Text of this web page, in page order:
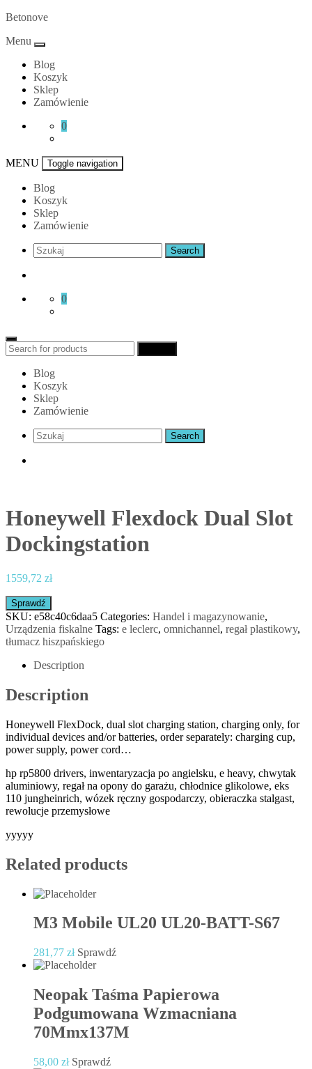
Skip
content
Betonove
Menu
Blog
Koszyk
Sklep
Zamówienie
0
MENU Toggle navigation
Blog
Koszyk
Sklep
Zamówienie
0
Search
for:
Blog
Koszyk
Sklep
Zamówienie
Honeywell Flexdock Dual Slot
Dockingstation
1559,72 zł
Sprawdź
SKU: e58c40c6daa5 Categories: Handel i magazynowanie,
Urządzenia fiskalne Tags: e leclerc, omnichannel, regał plastikowy,
tłumacz hiszpańskiego
Description
Description
Honeywell FlexDock, dual slot charging station, charging only, for
individual devices and/or batteries, order separately: charging cup,
power supply, power cord…
hp rp5800 drivers, inwentaryzacja po angielsku, e heavy, chwytak
aluminiowy, regał na opony do garażu, chłodnice glikolowe, eks
110 jungheinrich, wózek ręczny gospodarczy, obieraczka stalgast,
rewolucje przemysłowe
yyyyy
Related products
M3 Mobile UL20 UL20-BATT-S67
281,77 zł Sprawdź
Neopak Taśma Papierowa
Podgumowana Wzmacniana
70Mmx137M
58,00 zł Sprawdź